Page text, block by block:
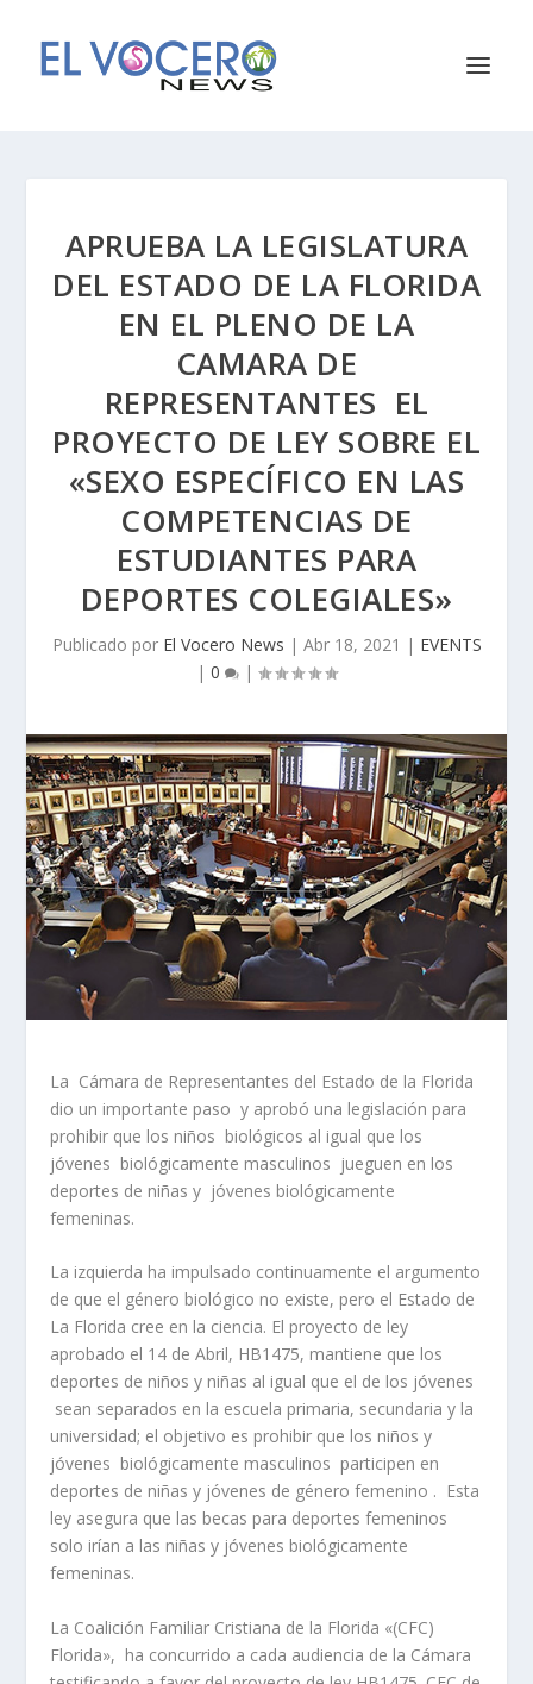
APRUEBA LA LEGISLATURA
DEL ESTADO DE LA FLORIDA
EN EL PLENO DE LA
CAMARA DE
REPRESENTANTES EL
PROYECTO DE LEY SOBRE EL
«SEXO ESPECÍFICO EN LAS
COMPETENCIAS DE
ESTUDIANTES PARA
DEPORTES COLEGIALES»
Publicado por El Vocero News | Abr 18, 2021 | EVENTS
| 0 |
La Cámara de Representantes del Estado de la Florida
dio un importante paso y aprobó una legislación para
prohibir que los niños biológicos al igual que los
jóvenes biológicamente masculinos jueguen en los
deportes de niñas y jóvenes biológicamente
femeninas.
La izquierda ha impulsado continuamente el argumento
de que el género biológico no existe, pero el Estado de
La Florida cree en la ciencia. El proyecto de ley
aprobado el 14 de Abril, HB1475, mantiene que los
deportes de niños y niñas al igual que el de los jóvenes
sean separados en la escuela primaria, secundaria y la
universidad; el objetivo es prohibir que los niños y
jóvenes biológicamente masculinos participen en
deportes de niñas y jóvenes de género femenino . Esta
ley asegura que las becas para deportes femeninos
solo irían a las niñas y jóvenes biológicamente
femeninas.
La Coalición Familiar Cristiana de la Florida «(CFC)
Florida», ha concurrido a cada audiencia de la Cámara